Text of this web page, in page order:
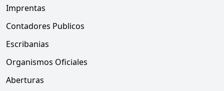
Imprentas
Contadores Publicos
Escribanias
Organismos Oficiales
Aberturas